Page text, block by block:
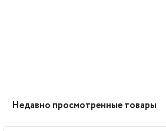
Недавно просмотренные товары